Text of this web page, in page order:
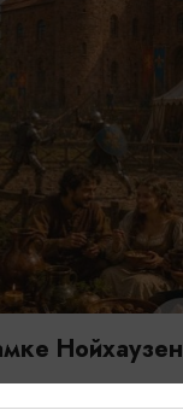
Нойхаузен
22:30